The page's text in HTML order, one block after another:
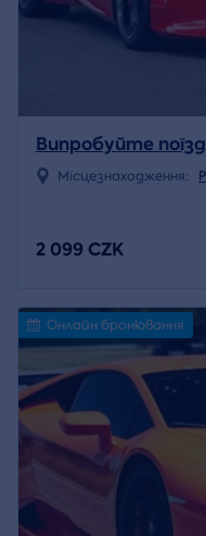
Випробуйте
Місцезнаходження:
2 099 CZK
Онлайн бронювання